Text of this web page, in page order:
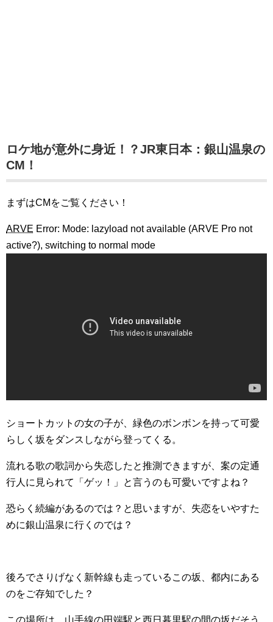
ロケ地が意外に身近！？JR東日本：銀山温泉の
CM！
まずはCMをご覧ください！
ARVE Error: Mode: lazyload not available (ARVE Pro not
active?), switching to normal mode
ショートカットの女の子が、緑色のボンボンを持って可愛
らしく坂をダンスしながら登ってくる。
流れる歌の歌詞から失恋したと推測できますが、案の定通
行人に見られて「ゲッ！」と言うのも可愛いですよね？
恐らく続編があるのでは？と思いますが、失恋をいやすた
めに銀山温泉に行くのでは？
後ろでさりげなく新幹線も走っているこの坂、都内にある
のをご存知でした？
この場所は、山手線の田端駅と西日暮里駅の間の坂だそう